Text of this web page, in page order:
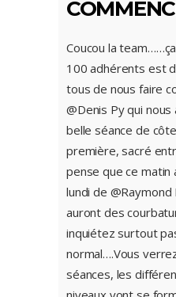
Coucou la
100 adhérents est
tous de nous faire
@Denis Py qui
belle séance de
première, sacré
pense que ce matin
lundi de
auront des
inquiétez surtout
normal….Vous
séances, les